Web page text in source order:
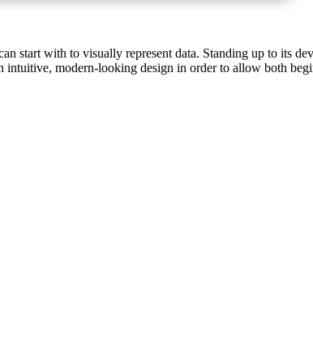
start with to visually represent data. Standing up to its
modern-looking design in order to allow both